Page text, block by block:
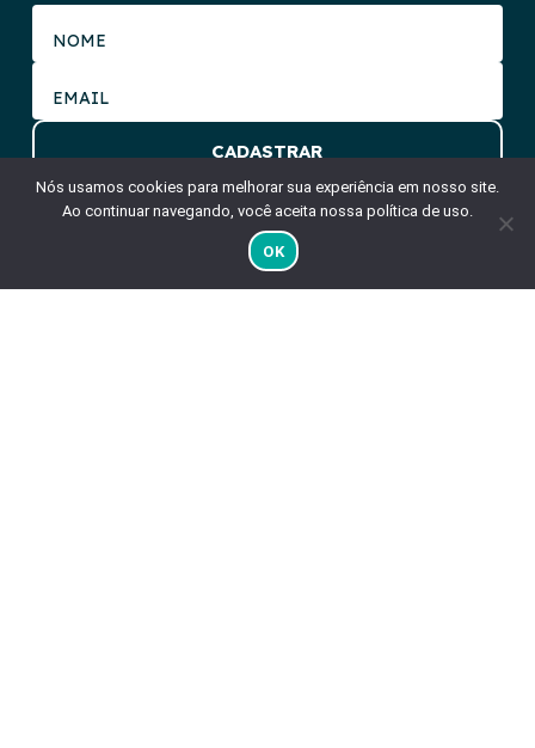
Nós usamos cookies para melhorar sua experiência em nosso site.
Ao continuar navegando, você aceita nossa política de uso.
OK